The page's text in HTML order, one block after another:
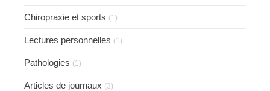
Chiropraxie et sports (1)
Lectures personnelles (1)
Pathologies (1)
Articles de journaux (3)